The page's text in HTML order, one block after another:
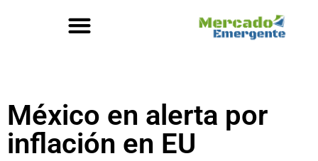
México en alerta por
inflación en EU